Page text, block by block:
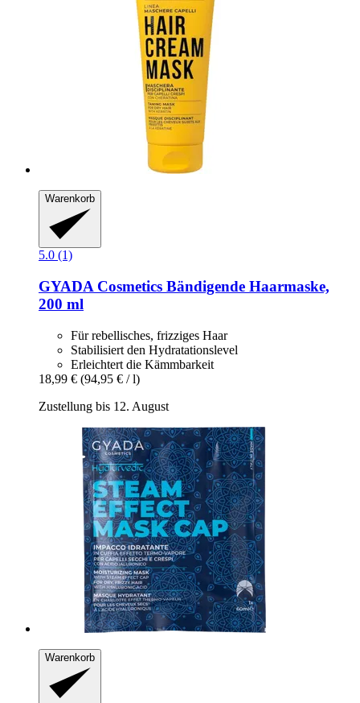
Warenkorb
5.0 (1)
GYADA Cosmetics Bändigende Haarmaske,
200 ml
Für rebellisches, frizziges Haar
Stabilisiert den Hydratationslevel
Erleichtert die Kämmbarkeit
18,99 € (94,95 € / l)
Zustellung bis 12. August
Warenkorb